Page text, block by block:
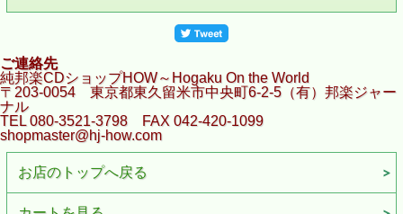
ご連絡先
純邦楽CDショップHOW～Hogaku On the World
〒203-0054 東京都東久留米市中央町6-2-5（有）邦楽ジャー
ナル
TEL 080-3521-3798 FAX 042-420-1099
shopmaster@hj-how.com
お店のトップへ戻る